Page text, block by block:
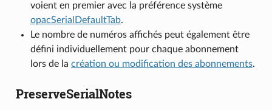
voient en premier avec la préférence système
opacSerialDefaultTab.
Le nombre de numéros affichés peut également être
défini individuellement pour chaque abonnement
lors de la création ou modification des abonnements.
PreserveSerialNotes